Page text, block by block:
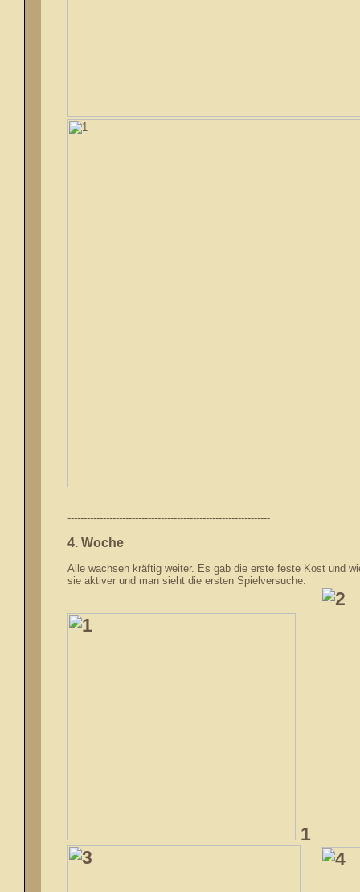
---------------------------------------------------------------
4. Woche
Alle wachsen kräftig weiter. Es gab die erste feste Kost und
sie aktiver und man sieht die ersten Spielversuche.
1